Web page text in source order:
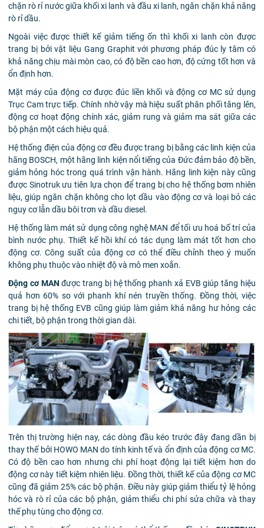
chặn rò rỉ nước giữa khối xi lanh và đầu xi lanh, ngăn chặn khả năng
rò rỉ dầu.
Ngoài việc được thiết kế giảm tiếng ốn thì khối xi lanh còn được
trang bị bởi vật liệu Gang Graphit với phương pháp đúc ly tâm có
khả năng chịu mài mòn cao, có độ bền cao hơn, độ cứng tốt hơn và
ổn định hơn.
Mặt máy của động cơ được đúc liền khối và động cơ MC sử dụng
Trục Cam trực tiếp. Chính nhờ vậy mà hiệu suất phân phối tăng lên,
động cơ hoạt động chính xác, giảm rung và giảm ma sát giữa các
bộ phận một cách hiệu quả.
Hệ thống điện của động cơ đều được trang bị bằng các linh kiện của
hãng BOSCH, một hãng linh kiện nổi tiếng của Đức đảm bảo độ bền,
giảm hỏng hóc trong quá trình vận hành. Hãng linh kiện này cũng
được Sinotruk ưu tiên lựa chọn để trang bị cho hệ thống bơm nhiên
liệu, giúp ngăn chặn không cho lọt dầu vào động cơ và loại bỏ các
nguy cơ lẫn dầu bôi trơn và dầu diesel.
Hệ thống làm mát sử dụng công nghệ MAN để tối ưu hoá bố trí của
bình nước phụ. Thiết kế hồi khí có tác dụng làm mát tốt hơn cho
động cơ. Công suất của động cơ có thể điều chỉnh theo ý muốn
không phụ thuộc vào nhiệt độ và mô men xoắn.
Động cơ MAN được trang bị hệ thống phanh xả EVB giúp tăng hiệu
quả hơn 60% so với phanh khí nén truyền thống. Đồng thời, việc
trang bị hệ thống EVB cũng giúp làm giảm khả năng hư hỏng các
chi tiết, bộ phận trong thời gian dài.
Trên thị trường hiện nay, các dòng đầu kéo trước đây đang dần bị
thay thế bởi HOWO MAN do tính kinh tế và ổn định của động cơ MC.
Có độ bền cao hơn nhưng chi phí hoạt động lại tiết kiệm hơn do
động cơ này tiết kiệm nhiên liệu. Đồng thời, thiết kế của động cơ MC
cũng đã giảm 25% các bộ phận. Điều này giúp giảm thiểu tỷ lệ hỏng
hóc và rò rỉ của các bộ phận, giảm thiểu chi phí sửa chữa và thay
thế phụ tùng cho động cơ.